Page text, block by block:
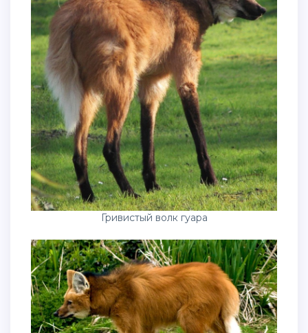
Гривистый волк гуара